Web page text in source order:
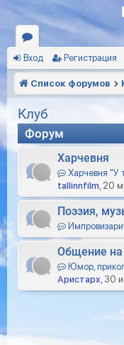
ор
ум
Вход Регистрация
Список форумов
Клуб
Форум
Харчевня
Харчевня "У
tallinnfilm , 20
Поэзия,
Общение
Юмор,
Аристарх , 30